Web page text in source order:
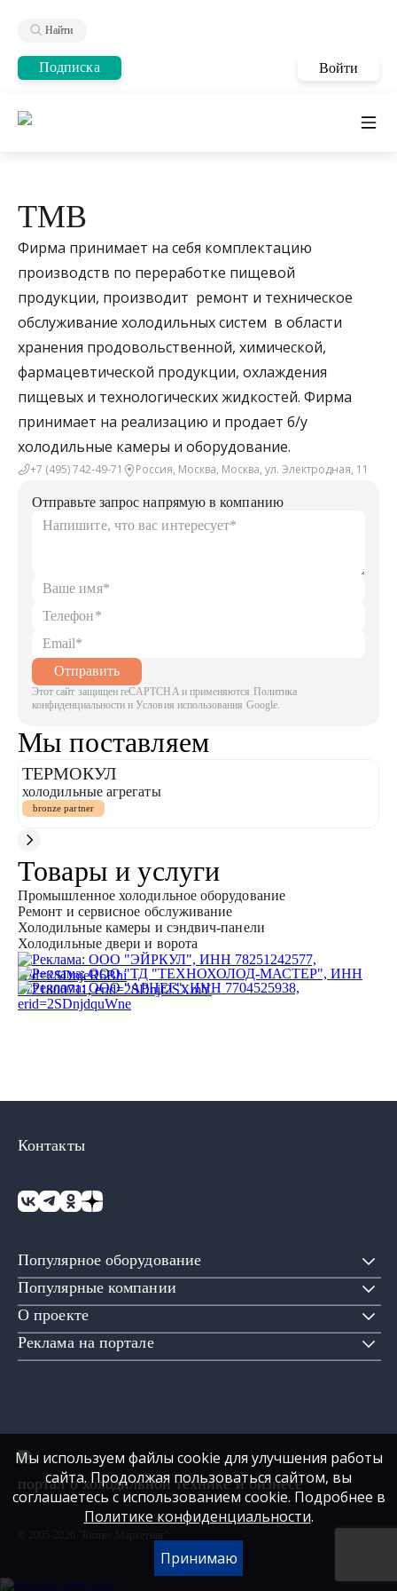
Найти
Подписка Войти
ТМВ
Фирма принимает на себя комплектацию
производств по переработке пищевой
продукции, производит ремонт и техническое
обслуживание холодильных систем в области
хранения продовольственной, химической,
фармацевтической продукции, охлаждения
пищевых и технологических жидкостей. Фирма
принимает на реализацию и продает б/у
холодильные камеры и оборудование.
+7 (495) 742-49-71 Россия, Москва, Москва, ул. Электродная, 11
Отправьте запрос напрямую в компанию
Отправить
Этот сайт защищен reCAPTCHA и применяются Политика
конфиденциальности и Условия использования Google.
Мы поставляем
ТЕРМОКУЛ
холодильные агрегаты
bronze partner
Товары и услуги
Промышленное холодильное оборудование
Ремонт и сервисное обслуживание
Холодильные камеры и сэндвич-панели
Холодильные двери и ворота
Популярное оборудование
Популярные компании
О проекте
Реклама на портале
Контакты
портал о холодильной технике и бизнесе
Мы используем файлы cookie для улучшения работы
сайта. Продолжая пользоваться сайтом, вы
соглашаетесь с использованием cookie. Подробнее в
Политике конфиденциальности.
Принимаю